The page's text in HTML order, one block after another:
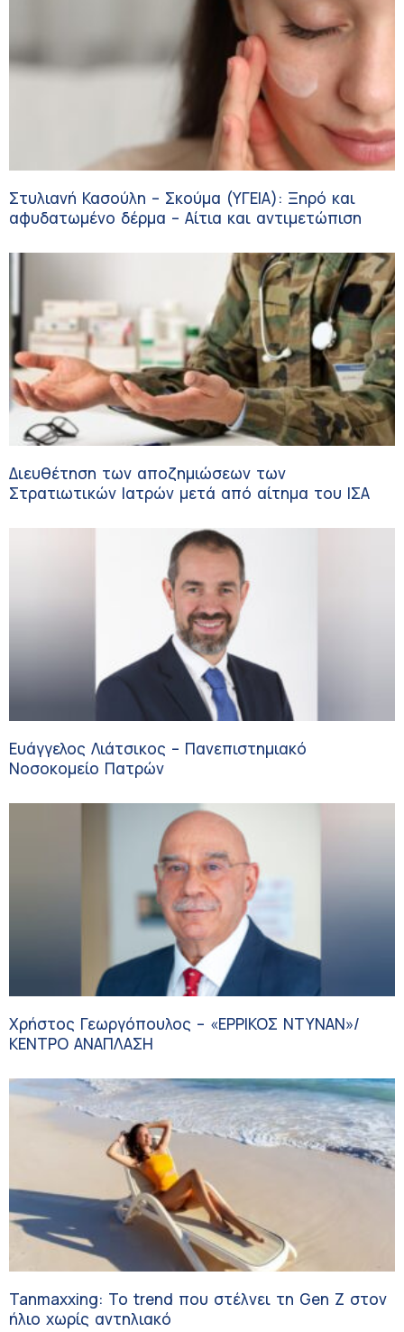
Στυλιανή Κασούλη – Σκούμα (ΥΓΕΙΑ): Ξηρό και
αφυδατωμένο δέρμα – Αίτια και αντιμετώπιση
Διευθέτηση των αποζημιώσεων των
Στρατιωτικών Ιατρών μετά από αίτημα του ΙΣΑ
Ευάγγελος Λιάτσικος – Πανεπιστημιακό
Νοσοκομείο Πατρών
Χρήστος Γεωργόπουλος – «ΕΡΡΙΚΟΣ ΝΤΥΝΑΝ»/
ΚΕΝΤΡΟ ΑΝΑΠΛΑΣΗ
Tanmaxxing: To trend που στέλνει τη Gen Z στον
ήλιο χωρίς αντηλιακό